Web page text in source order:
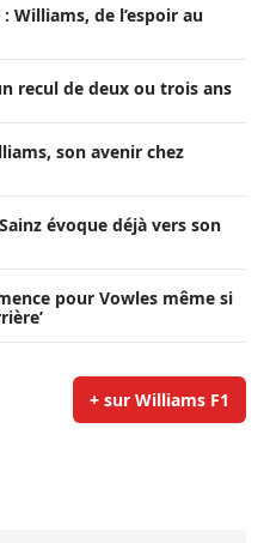
Williams, de l’espoir au
recul de deux ou trois ans
son avenir chez
évoque déjà vers son
pour Vowles même si
+ sur Williams F1